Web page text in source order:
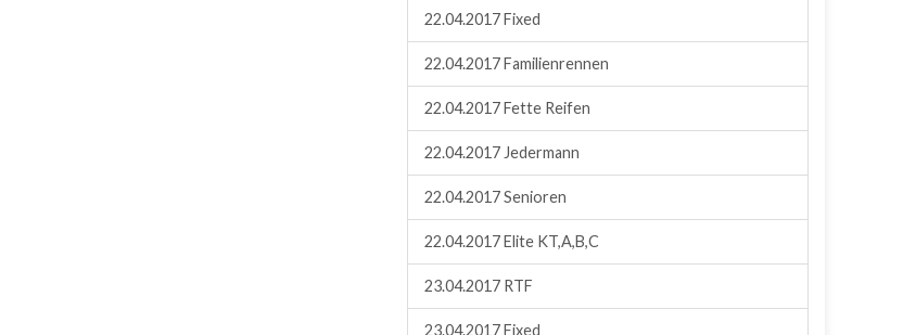
22.04.2017 Fixed
22.04.2017 Familienrennen
22.04.2017 Fette Reifen
22.04.2017 Jedermann
22.04.2017 Senioren
22.04.2017 Elite KT,A,B,C
23.04.2017 RTF
23.04.2017 Fixed